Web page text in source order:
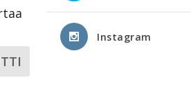
Instagram